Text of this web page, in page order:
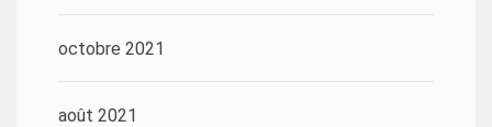
octobre 2021
août 2021